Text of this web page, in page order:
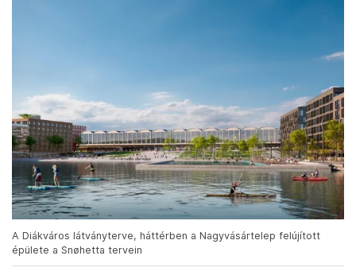
A Diákváros látványterve, háttérben a Nagyvásártelep felújított
épülete a Snøhetta tervein